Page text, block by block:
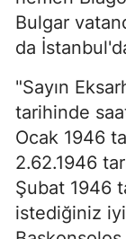
Bulgar
da
"Sayın
tarihinde
Ocak 1946
2.62.1946
Şubat 1946
istediğiniz